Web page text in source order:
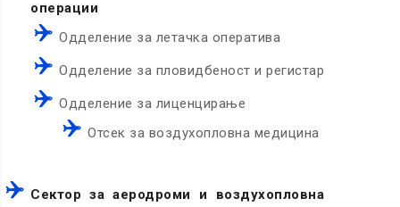
операции
Одделение за летачка оператива
Одделение за пловидбеност и регистар
Одделение за лиценцирање
Отсек за воздухопловна медицина
Сектор за аеродроми и воздухопловна